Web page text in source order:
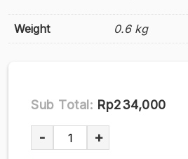
Weight 0.6 kg
Sub Total: Rp234,000
Weekly
Playboy
- +